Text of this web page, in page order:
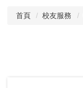
首頁 校友服務